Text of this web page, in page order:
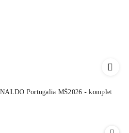
Portugalia MŚ2026 - komplet